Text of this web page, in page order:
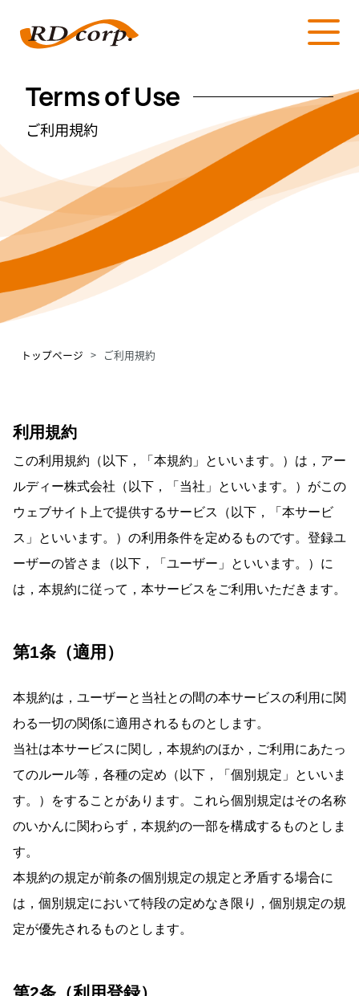
Terms of Use
ご利用規約
トップページ > ご利用規約
利用規約
この利用規約（以下，「本規約」といいます。）は，アー
ルディー株式会社（以下，「当社」といいます。）がこの
ウェブサイト上で提供するサービス（以下，「本サービ
ス」といいます。）の利用条件を定めるものです。登録ユ
ーザーの皆さま（以下，「ユーザー」といいます。）に
は，本規約に従って，本サービスをご利用いただきます。
第1条（適用）
本規約は，ユーザーと当社との間の本サービスの利用に関
わる一切の関係に適用されるものとします。
当社は本サービスに関し，本規約のほか，ご利用にあたっ
てのルール等，各種の定め（以下，「個別規定」といいま
す。）をすることがあります。これら個別規定はその名称
のいかんに関わらず，本規約の一部を構成するものとしま
す。
本規約の規定が前条の個別規定の規定と矛盾する場合に
は，個別規定において特段の定めなき限り，個別規定の規
定が優先されるものとします。
第2条（利用登録）